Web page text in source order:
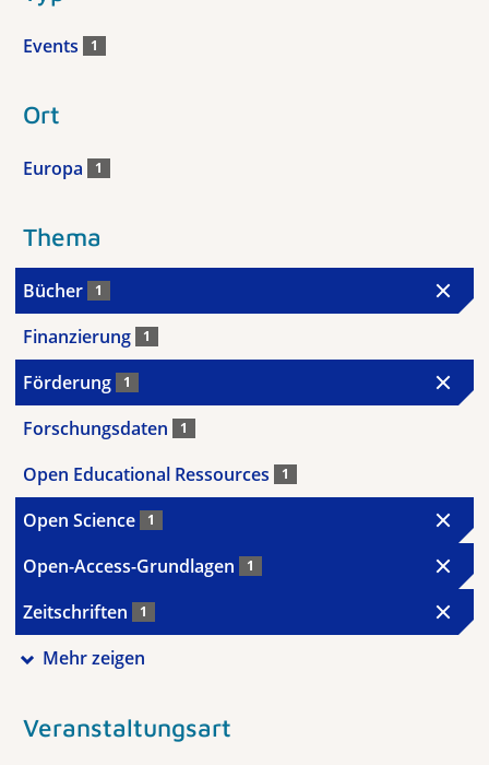
Events 1
Ort
Europa 1
Thema
Bücher 1
Finanzierung 1
Förderung 1
Forschungsdaten 1
Open Educational Ressources 1
Open Science 1
Open-Access-Grundlagen 1
Zeitschriften 1
Mehr zeigen
Veranstaltungsart